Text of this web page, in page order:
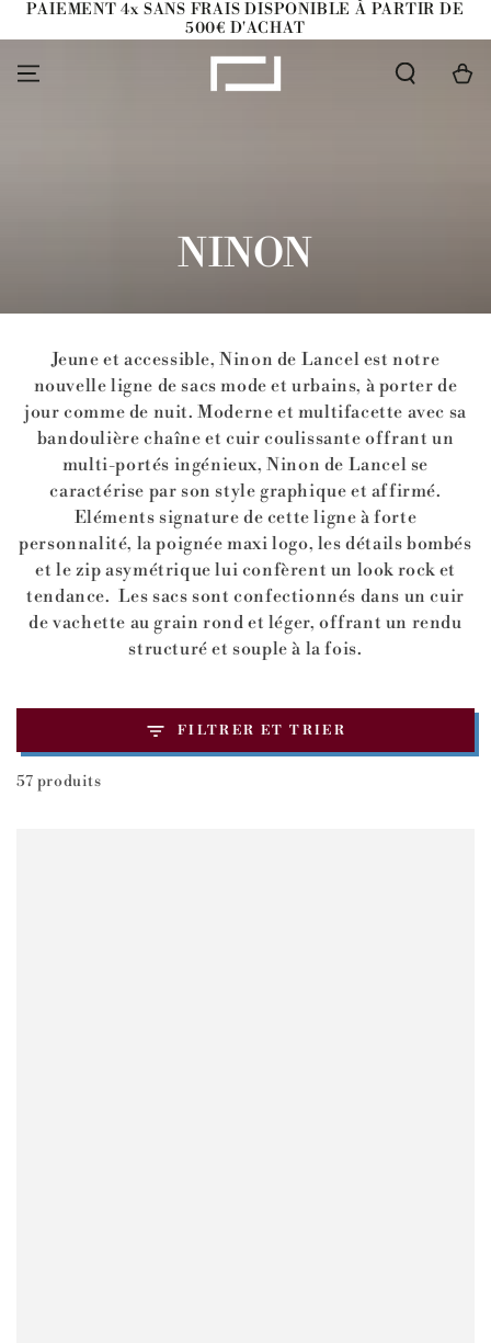
IGNORER LE
PAIEMENT 4x SANS FRAIS DISPONIBLE À PARTIR DE
500€ D'ACHAT
Panier
COLLECTION:
NINON
Jeune et accessible, Ninon de Lancel est notre
nouvelle ligne de sacs mode et urbains, à porter de
jour comme de nuit. Moderne et multifacette avec sa
bandoulière chaîne et cuir coulissante offrant un
multi-portés ingénieux, Ninon de Lancel se
caractérise par son style graphique et affirmé.
Eléments signature de cette ligne à forte
personnalité, la poignée maxi logo, les détails bombés
et le zip asymétrique lui confèrent un look rock et
tendance. Les sacs sont confectionnés dans un cuir
de vachette au grain rond et léger, offrant un rendu
structuré et souple à la fois.
FILTRER ET TRIER
57 produits